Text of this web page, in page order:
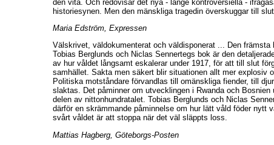
den vita. Och redovisar det nya - länge kontroversiella -
historiesynen. Men den mänskliga tragedin överskuggar till slut
Maria Edström, Expressen
Välskrivet, väldokumenterat och väldisponerat ... Den främsta
Tobias Berglunds och Niclas Sennertegs bok är den
av hur våldet långsamt eskalerar under 1917, för att till slut
samhället. Sakta men säkert blir situationen allt mer explosiv
Politiska motståndare förvandlas till omänskliga fiender, till
slaktas. Det påminner om utvecklingen i Rwanda och Bosnien
delen av nittonhundratalet. Tobias Berglunds och Niclas
därför en skrämmande påminnelse om hur lätt våld föder nytt
svårt våldet är att stoppa när det väl släppts loss.
Mattias Hagberg, Göteborgs-Posten